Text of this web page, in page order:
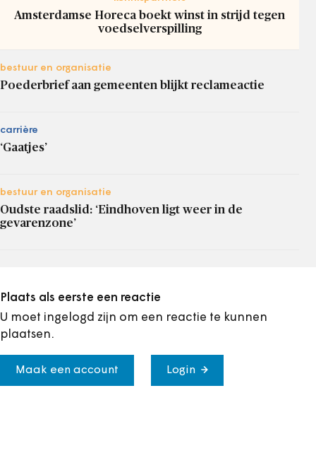
Amsterdamse Horeca boekt winst in strijd tegen
voedselverspilling
bestuur en organisatie
Poederbrief aan gemeenten blijkt reclameactie
carrière
‘Gaatjes’
bestuur en organisatie
Oudste raadslid: ‘Eindhoven ligt weer in de
gevarenzone’
Plaats als eerste een reactie
U moet ingelogd zijn om een reactie te kunnen
plaatsen.
Maak een account Login